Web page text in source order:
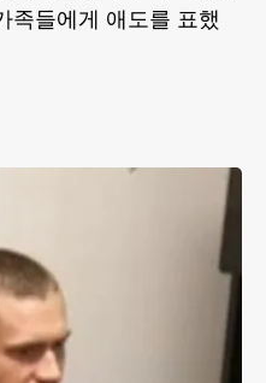
족들에게 애도를 표했